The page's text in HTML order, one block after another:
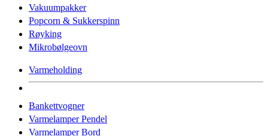
Vakuumpakker
Popcorn & Sukkerspinn
Røyking
Mikrobølgeovn
Varmeholding
Bankettvogner
Varmelamper Pendel
Varmelamper Bord